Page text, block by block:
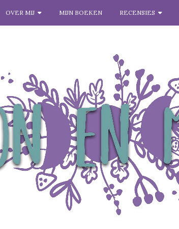
OVER MIJ MIJN BOEKEN RECENSIES